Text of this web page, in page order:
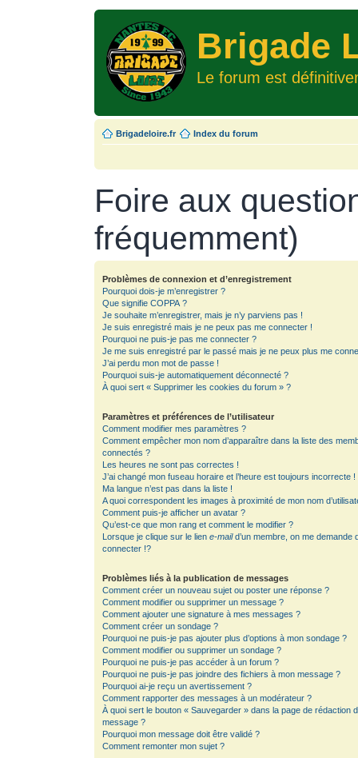
Brigade
Le forum est
Brigadeloire.fr Index du forum
Foire aux
fréquemment)
Problèmes de connexion et d’enregistrement
Pourquoi dois-je m’enregistrer ?
Que signifie COPPA ?
Je souhaite m’enregistrer, mais je n’y parviens pas !
Je suis enregistré mais je ne peux pas me connecter !
Pourquoi ne puis-je pas me connecter ?
Je me suis enregistré par le passé mais je ne peux plus me
J’ai perdu mon mot de passe !
Pourquoi suis-je automatiquement déconnecté ?
À quoi sert « Supprimer les cookies du forum » ?
Paramètres et préférences de l’utilisateur
Comment modifier mes paramètres ?
Comment empêcher mon nom d’apparaître dans la liste des
connectés ?
Les heures ne sont pas correctes !
J’ai changé mon fuseau horaire et l’heure est toujours incorrecte !
Ma langue n’est pas dans la liste !
A quoi correspondent les images à proximité de mon nom
Comment puis-je afficher un avatar ?
Qu’est-ce que mon rang et comment le modifier ?
Lorsque je clique sur le lien e-maild’un membre, on me demande
connecter !?
Problèmes liés à la publication de messages
Comment créer un nouveau sujet ou poster une réponse ?
Comment modifier ou supprimer un message ?
Comment ajouter une signature à mes messages ?
Comment créer un sondage ?
Pourquoi ne puis-je pas ajouter plus d’options à mon sondage ?
Comment modifier ou supprimer un sondage ?
Pourquoi ne puis-je pas accéder à un forum ?
Pourquoi ne puis-je pas joindre des fichiers à mon message ?
Pourquoi ai-je reçu un avertissement ?
Comment rapporter des messages à un modérateur ?
À quoi sert le bouton « Sauvegarder » dans la page de rédaction
message ?
Pourquoi mon message doit être validé ?
Comment remonter mon sujet ?